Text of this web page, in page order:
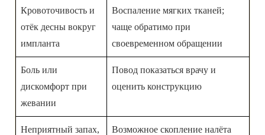
Кровоточивость и
отёк десны вокруг
импланта
Воспаление мягких тканей;
чаще обратимо при
своевременном обращении
Боль или
дискомфорт при
жевании
Повод показаться врачу и
оценить конструкцию
Неприятный запах,
Возможное скопление налёта